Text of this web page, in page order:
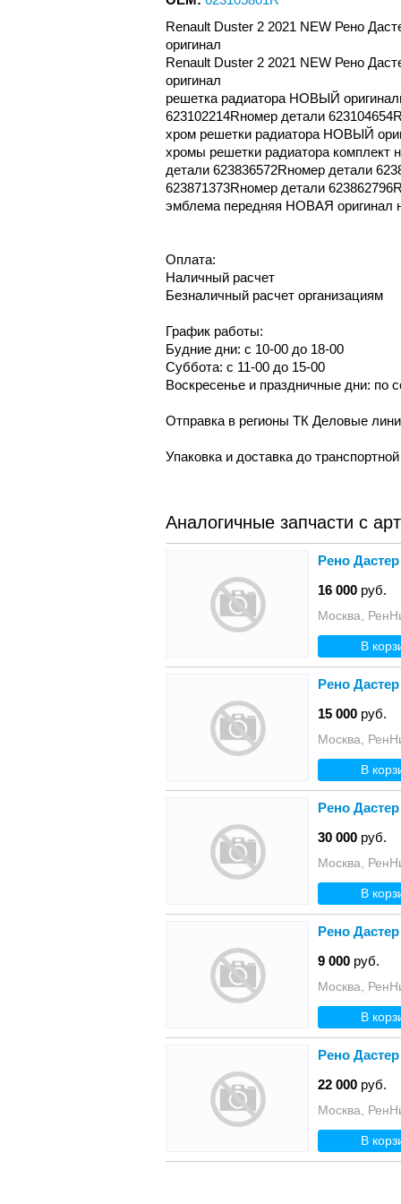
Renault Duster 2 2021 NEW Рено
оригинал
Renault Duster 2 2021 NEW Рено
оригинал
решетка радиатора НОВЫЙ
623102214Rномер детали 623104654R
хром решетки радиатора НОВЫЙ
хромы решетки радиатора
детали 623836572Rномер детали
623871373Rномер детали 623862796R
эмблема передняя НОВАЯ оригинал
Оплата:
Наличный расчет
Безналичный расчет организациям
График работы:
Будние дни: с 10-00 до 18-00
Суббота: с 11-00 до 15-00
Воскресенье и праздничные дни: по
Отправка в регионы ТК Деловые
Упаковка и доставка до
Аналогичные запчасти с
Рено
16 000 руб.
Москва,
В
Рено
15 000 руб.
Москва,
В
Рено
30 000 руб.
Москва,
В
Рено
9 000 руб.
Москва,
В
Рено
22 000 руб.
Москва,
В